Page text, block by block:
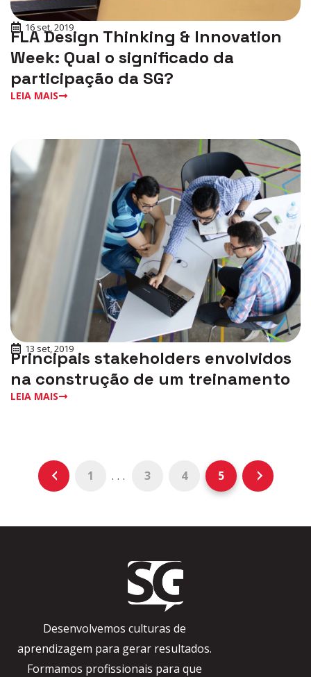
16 set, 2019
FLA Design Thinking & Innovation
Week: Qual o significado da
participação da SG?
LEIA MAIS
13 set, 2019
Principais stakeholders envolvidos
na construção de um treinamento
LEIA MAIS
1 3 4 5
Desenvolvemos culturas de
aprendizagem para gerar resultados.
Formamos profissionais para que